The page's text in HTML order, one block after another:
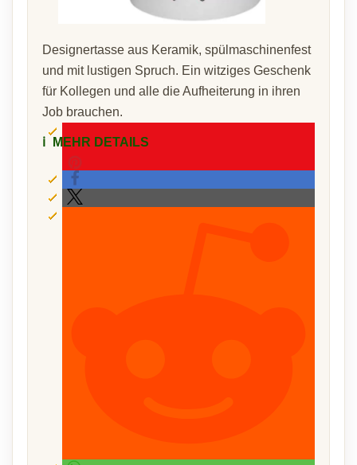
Designertasse aus Keramik, spülmaschinenfest
und mit lustigen Spruch. Ein witziges Geschenk
für Kollegen und alle die Aufheiterung in ihren
Job brauchen.
ℹ️ MEHR DETAILS